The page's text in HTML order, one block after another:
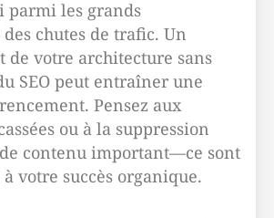
parmi les grands
chutes de trafic. Un
de votre architecture sans
SEO peut entraîner une
Pensez aux
ou à la suppression
contenu important—ce sont
à votre succès organique.